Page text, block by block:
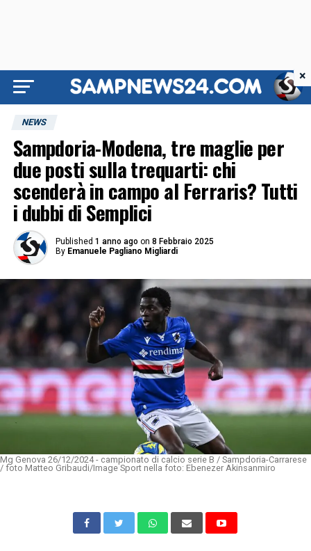
NEWS
Sampdoria-Modena, tre maglie per
due posti sulla trequarti: chi
scenderà in campo al Ferraris? Tutti
i dubbi di Semplici
Published 1 anno ago on 8 Febbraio 2025
By Emanuele Pagliano Migliardi
Mg Genova 26/12/2024 - campionato di calcio serie B / Sampdoria-Carrarese
/ foto Matteo Gribaudi/Image Sport nella foto: Ebenezer Akinsanmiro
×